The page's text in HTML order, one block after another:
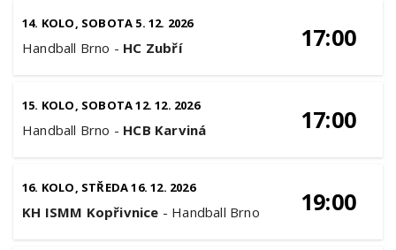
14. KOLO, SOBOTA 5. 12. 2026
Handball Brno - HC Zubří 17:00
15. KOLO, SOBOTA 12. 12. 2026
Handball Brno - HCB Karviná 17:00
16. KOLO, STŘEDA 16. 12. 2026
KH ISMM Kopřivnice - Handball Brno 19:00